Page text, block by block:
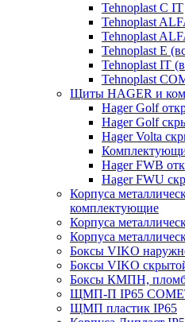
Tehnoplast C IT
Tehnoplast
Tehnoplast
Tehnoplast E
Tehnoplast IT
Tehnoplast
Щиты HAGER и
Hager Golf
Hager Golf
Hager Volta
Hager FWB
Hager FWU
Корпуса
комплектующие
Корпуса
Корпуса
Боксы VIKO
Боксы VIKO
Боксы КМПН,
ЩМП-П IP65
ЩМП пластик IP65